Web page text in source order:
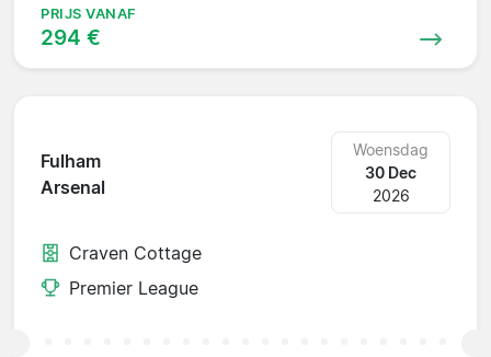
PRIJS VANAF
294 €
Fulham
Arsenal
Woensdag
30 Dec
2026
Craven Cottage
Premier League